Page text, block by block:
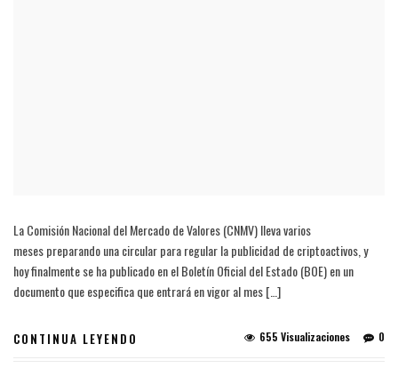
La Comisión Nacional del Mercado de Valores (CNMV) lleva varios
meses preparando una circular para regular la publicidad de criptoactivos, y
hoy finalmente se ha publicado en el Boletín Oficial del Estado (BOE) en un
documento que especifica que entrará en vigor al mes […]
CONTINUA LEYENDO 0
655 Visualizaciones